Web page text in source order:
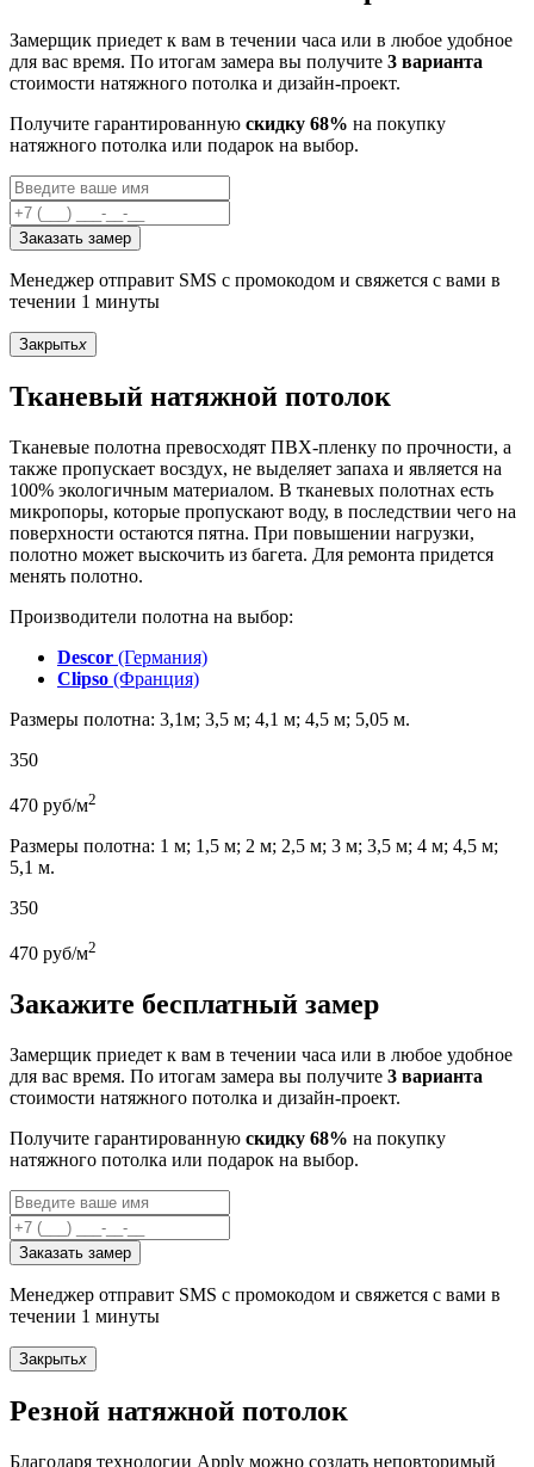
Замерщик приедет к вам в течении часа или в любое удобное
для вас время. По итогам замера вы получите 3 варианта
стоимости натяжного потолка и дизайн-проект.
Получите гарантированную скидку 68% на покупку
натяжного потолка или подарок на выбор.
Заказать замер
Менеджер отправит SMS с промокодом и свяжется с вами в
течении 1 минуты
Закрытьx
Тканевый натяжной потолок
Тканевые полотна превосходят ПВХ-пленку по прочности, а
также пропускает восздух, не выделяет запаха и является на
100% экологичным материалом. В тканевых полотнах есть
микропоры, которые пропускают воду, в последствии чего на
поверхности остаются пятна. При повышении нагрузки,
полотно может выскочить из багета. Для ремонта придется
менять полотно.
Производители полотна на выбор:
Descor (Германия)
Clipso (Франция)
Размеры полотна: 3,1м; 3,5 м; 4,1 м; 4,5 м; 5,05 м.
350
470 руб/м2
Размеры полотна: 1 м; 1,5 м; 2 м; 2,5 м; 3 м; 3,5 м; 4 м; 4,5 м;
5,1 м.
350
470 руб/м2
Закажите бесплатный замер
Замерщик приедет к вам в течении часа или в любое удобное
для вас время. По итогам замера вы получите 3 варианта
стоимости натяжного потолка и дизайн-проект.
Получите гарантированную скидку 68% на покупку
натяжного потолка или подарок на выбор.
Заказать замер
Менеджер отправит SMS с промокодом и свяжется с вами в
течении 1 минуты
Закрытьx
Резной натяжной потолок
Благодаря технологии Apply можно создать неповторимый